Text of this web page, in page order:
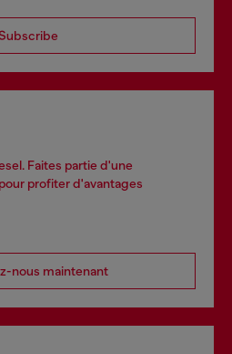
Faites partie d'une
profiter d'avantages
nous maintenant